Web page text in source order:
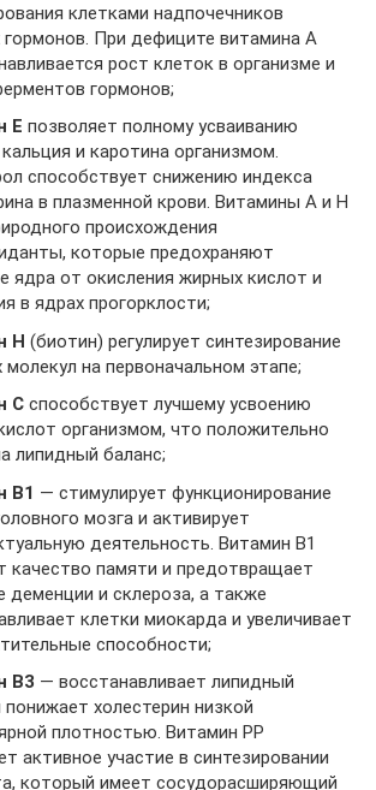
клетками надпочечников
При дефиците витамина А
рост клеток в организме и
гормонов;
Е позволяет полному усваиванию
и каротина организмом.
способствует снижению индекса
в плазменной крови. Витамины А и Н
происхождения
которые предохраняют
ядра от окисления жирных кислот и
в ядрах прогорклости;
Н (биотин) регулирует синтезирование
на первоначальном этапе;
С способствует лучшему усвоению
организмом, что положительно
липидный баланс;
В1 — стимулирует функционирование
мозга и активирует
деятельность. Витамин В1
качество памяти и предотвращает
деменции и склероза, а также
клетки миокарда и увеличивает
способности;
В3 — восстанавливает липидный
понижает холестерин низкой
плотностью. Витамин РР
активное участие в синтезировании
который имеет сосудорасширяющий